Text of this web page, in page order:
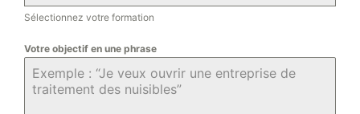
Sélectionnez votre formation
Votre objectif en une phrase